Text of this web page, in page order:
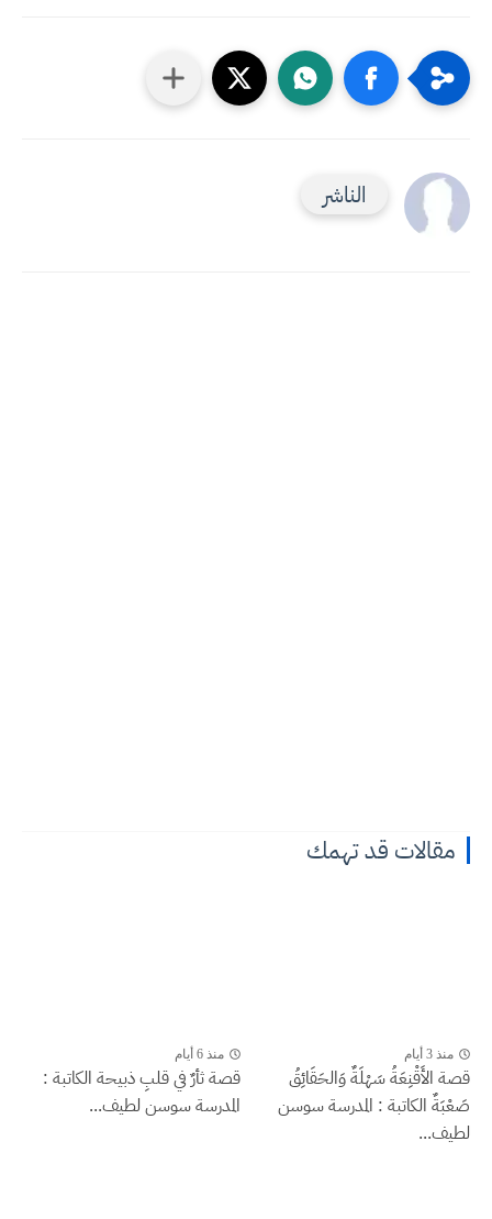
الناشر
مقالات قد تهمك
منذ 3 أيام
قصة الأَقْنِعَةُ سَهْلَةٌ وَالحَقَائِقُ
صَعْبَةٌ الكاتبة : المدرسة سوسن
لطيف...
منذ 6 أيام
قصة ثأرٌ في قلبِ ذبيحة الكاتبة :
المدرسة سوسن لطيف...